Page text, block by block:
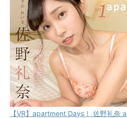
【VR】apartment Days！ 佐野礼奈